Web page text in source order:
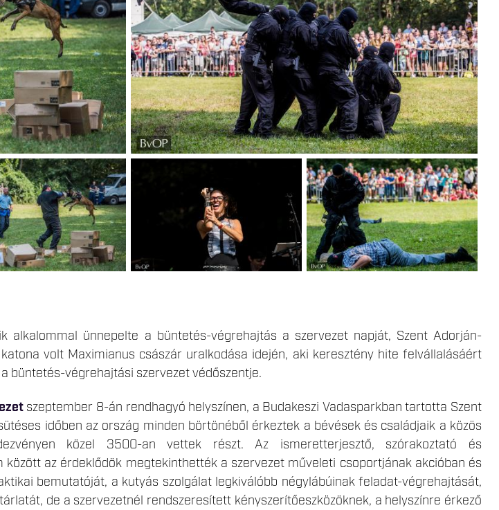
alkalommal ünnepelte a büntetés-végrehajtás a szervezet napját, Szent Adorján-
volt Maximianus császár uralkodása idején, aki keresztény hite felvállalásáért
büntetés-végrehajtási szervezet védőszentje.
szeptember 8-án rendhagyó helyszínen, a Budakeszi Vadasparkban tartotta Szent
időben az ország minden börtönéből érkeztek a bévések és családjaik a közös
közel 3500-an vettek részt. Az ismeretterjesztő, szórakoztató és
az érdeklődök megtekinthették a szervezet műveleti csoportjának akcióban és
bemutatóját, a kutyás szolgálat legkiválóbb négylábúinak feladat-végrehajtását,
de a szervezetnél rendszeresített kényszerítőeszközöknek, a helyszínre érkező